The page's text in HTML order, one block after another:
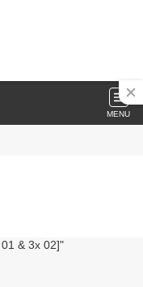
MENU